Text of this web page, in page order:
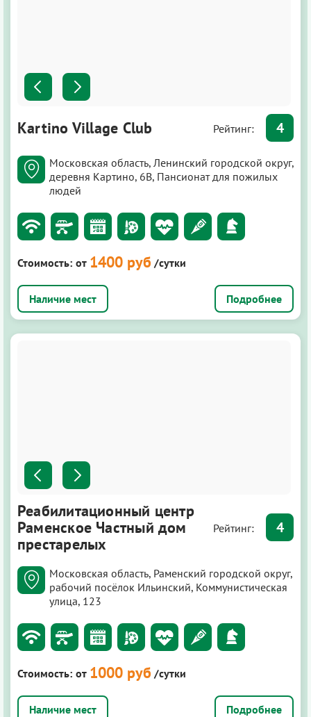
Kartino Village Club Рейтинг: 4
Московская область, Ленинский городской округ,
деревня Картино, 6В, Пансионат для пожилых
людей
Стоимость: от 1400 руб /сутки
Подробнее
Реабилитационный центр
Раменское Частный дом
престарелых
Рейтинг: 4
Московская область, Раменский городской округ,
рабочий посёлок Ильинский, Коммунистическая
улица, 123
Стоимость: от 1000 руб /сутки
Подробнее